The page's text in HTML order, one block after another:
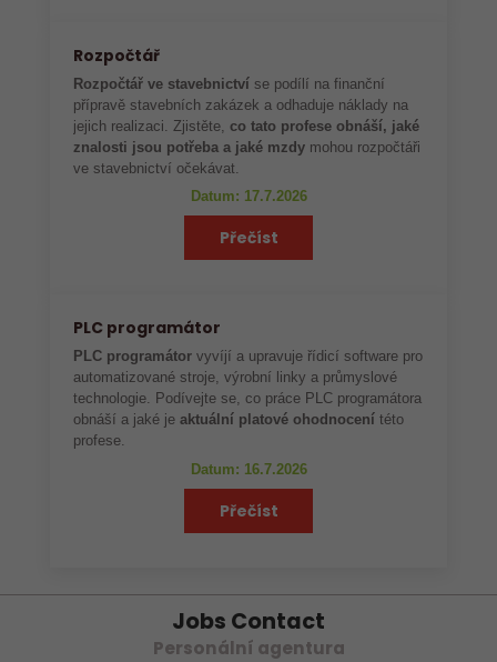
Rozpočtář
Rozpočtář ve stavebnictví se podílí na finanční
přípravě stavebních zakázek a odhaduje náklady na
jejich realizaci. Zjistěte,co tato profese obnáší, jaké
znalosti jsou potřeba a jaké mzdy mohou rozpočtáři
ve stavebnictví očekávat.
Datum: 17.7.2026
Přečíst
PLC programátor
PLC programátor vyvíjí a upravuje řídicí software pro
automatizované stroje, výrobní linky a průmyslové
technologie. Podívejte se, co práce PLC programátora
obnáší a jaké je aktuální platové ohodnocení této
profese.
Datum: 16.7.2026
Přečíst
Jobs Contact
Personální agentura